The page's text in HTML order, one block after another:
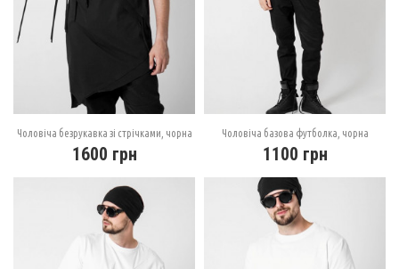
Чоловіча безрукавка зі стрічками, чорна
1600 грн
Чоловіча базова футболка, чорна
1100 грн